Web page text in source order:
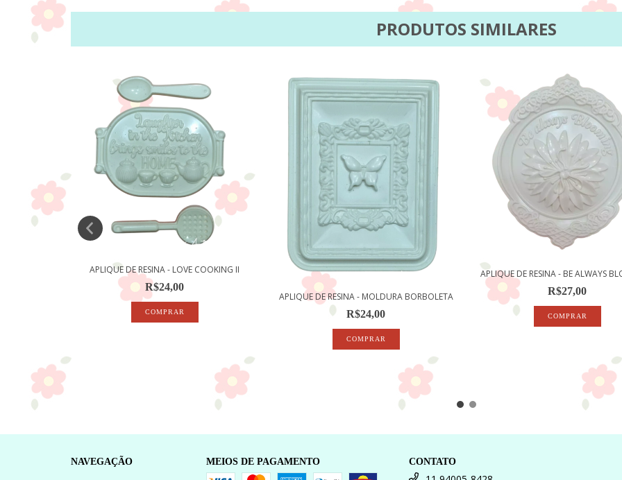
PRODUTOS SIMILARES
I
APLIQUE DE RESINA - LOVE COOKING II
R$24,00
APLIQUE DE RESINA - MOLDURA BORBOLETA
R$24,00
APLIQUE DE RESINA - BE ALWAYS
R$27,00
NAVEGAÇÃO MEIOS DE PAGAMENTO CONTATO